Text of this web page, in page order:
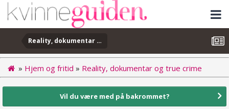
Reality, dokumentar og true crime
» Hjem og fritid » Reality, dokumentar og true crime
Vil du være med på bakrommet?